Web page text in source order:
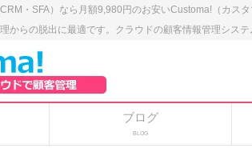
・SFA）なら月額9,980円のお安いCustoma!（カス
からの脱出に最適です。クラウドの顧客情報管理シス
ブログ
BLOG